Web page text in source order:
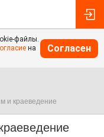
файлы.
на
Согласен
и краеведение